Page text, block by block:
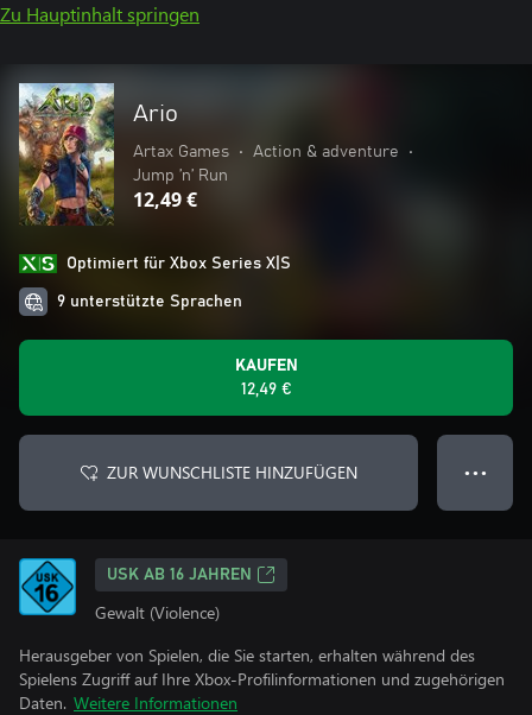
Zu Hauptinhalt springen
Ario
Artax Games • Action & adventure
•
Jump ’n’ Run
12,49 €
Optimiert für Xbox Series X|S
9 unterstützte Sprachen
KAUFEN
12,49 €
ZUR WUNSCHLISTE HINZUFÜGEN ● ● ●
USK AB 16 JAHREN
Gewalt (Violence)
Herausgeber von Spielen, die Sie starten, erhalten während des
Spielens Zugriff auf Ihre Xbox-Profilinformationen und zugehörigen
Daten. Weitere Informationen